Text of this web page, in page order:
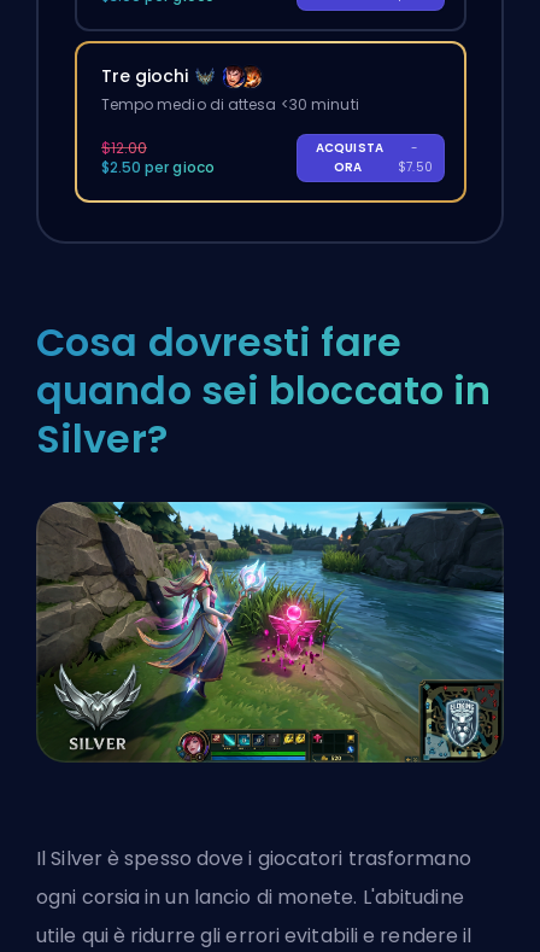
Tre giochi
Tempo medio di attesa <30 minuti
$12.00
$2.50 per gioco
ACQUISTA
ORA
-
$7.50
Cosa dovresti fare
quando sei bloccato in
Silver?
Il Silver è spesso dove i giocatori trasformano
ogni corsia in un lancio di monete. L'abitudine
utile qui è ridurre gli errori evitabili e rendere il